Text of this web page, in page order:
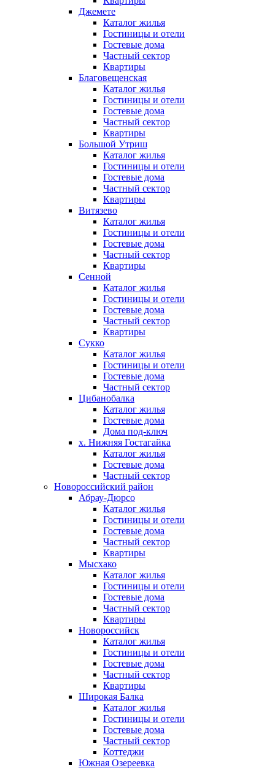
Джемете
Каталог жилья
Гостиницы и отели
Гостевые дома
Частный сектор
Квартиры
Благовещенская
Каталог жилья
Гостиницы и отели
Гостевые дома
Частный сектор
Квартиры
Большой Утриш
Каталог жилья
Гостиницы и отели
Гостевые дома
Частный сектор
Квартиры
Витязево
Каталог жилья
Гостиницы и отели
Гостевые дома
Частный сектор
Квартиры
Сенной
Каталог жилья
Гостиницы и отели
Гостевые дома
Частный сектор
Квартиры
Сукко
Каталог жилья
Гостиницы и отели
Гостевые дома
Частный сектор
Цибанобалка
Каталог жилья
Гостевые дома
Дома под-ключ
х. Нижняя Гостагайка
Каталог жилья
Гостевые дома
Частный сектор
Новороссийский район
Абрау-Дюрсо
Каталог жилья
Гостиницы и отели
Гостевые дома
Частный сектор
Квартиры
Мысхако
Каталог жилья
Гостиницы и отели
Гостевые дома
Частный сектор
Квартиры
Новороссийск
Каталог жилья
Гостиницы и отели
Гостевые дома
Частный сектор
Квартиры
Широкая Балка
Каталог жилья
Гостиницы и отели
Гостевые дома
Частный сектор
Коттеджи
Южная Озереевка